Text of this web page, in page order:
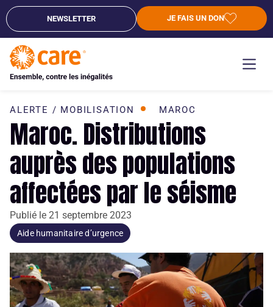
NEWSLETTER JE FAIS UN DON
ALERTE / MOBILISATION MAROC
Maroc. Distributions
auprès des populations
affectées par le séisme
Publié le 21 septembre 2023
Aide humanitaire d’urgence